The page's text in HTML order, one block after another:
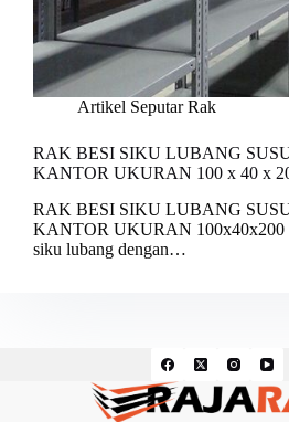
Artikel Seputar Rak
RAK BESI SIKU LUBANG
KANTOR UKURAN 100 x 40 x
RAK BESI SIKU LUBANG
KANTOR UKURAN 100x40x200
siku lubang dengan…